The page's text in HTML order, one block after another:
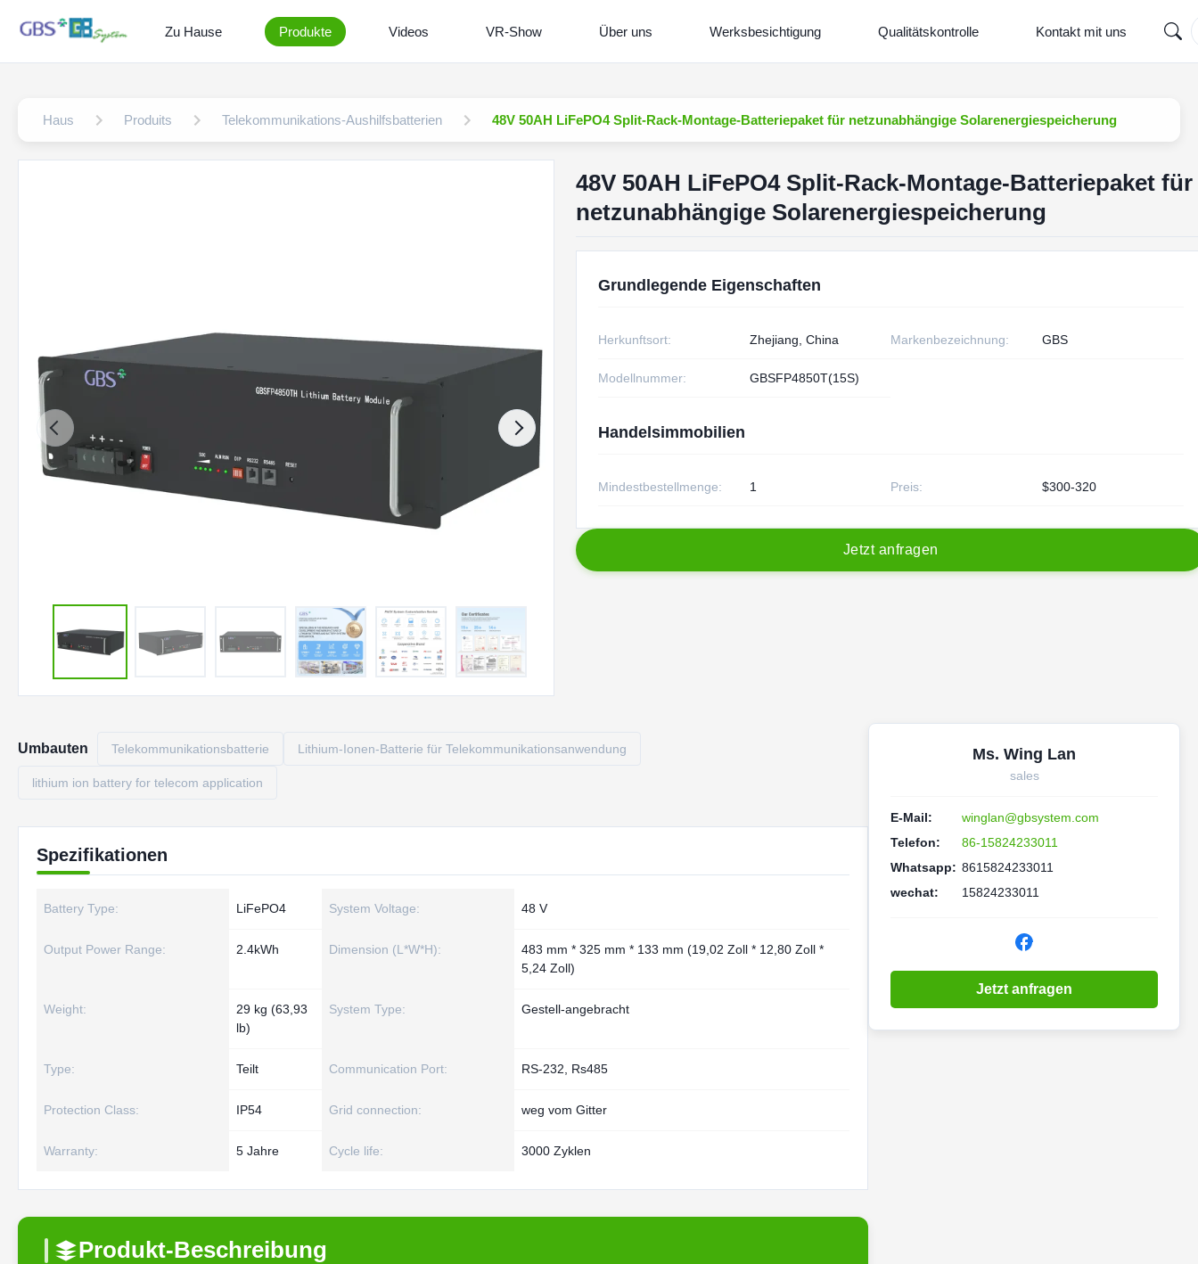
Zu Hause Produkte Videos VR-Show Über uns Werksbesichtigung Qualitätskontrolle Kontakt mit uns
Haus Produits Telekommunikations-Aushilfsbatterien 48V 50AH LiFePO4 Split-Rack-Montage-Batteriepaket für netzunabhängige Solarenergiespeicherung
48V 50AH LiFePO4 Split-Rack-Montage-Batteriepaket für
netzunabhängige Solarenergiespeicherung
Grundlegende Eigenschaften
Herkunftsort: Zhejiang, China Markenbezeichnung: GBS
Modellnummer: GBSFP4850T(15S)
Handelsimmobilien
Mindestbestellmenge: 1 Preis: $300-320
Jetzt anfragen
Umbauten Telekommunikationsbatterie Lithium-Ionen-Batterie für Telekommunikationsanwendung
lithium ion battery for telecom application
Spezifikationen
Battery Type: LiFePO4 System Voltage: 48 V
Output Power Range: 2.4kWh Dimension (L*W*H):
483 mm * 325 mm * 133 mm (19,02 Zoll * 12,80 Zoll *
5,24 Zoll)
Weight:
29 kg (63,93
lb)
System Type: Gestell-angebracht
Type: Teilt Communication Port: RS-232, Rs485
Protection Class: IP54 Grid connection: weg vom Gitter
Warranty: 5 Jahre Cycle life: 3000 Zyklen
Produkt-Beschreibung
Ms. Wing Lan
sales
E-Mail:
winglan@gbsystem.com
Telefon:
86-15824233011
Whatsapp: 8615824233011
wechat:
15824233011
Jetzt anfragen